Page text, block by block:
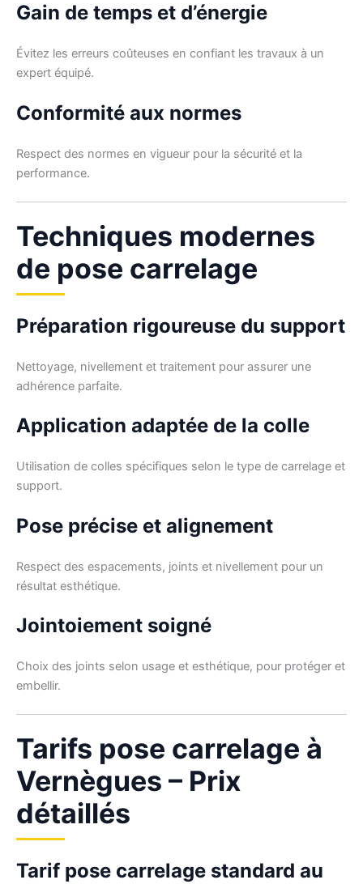
Gain de temps et d’énergie
Évitez les erreurs coûteuses en confiant les travaux à un
expert équipé.
Conformité aux normes
Respect des normes en vigueur pour la sécurité et la
performance.
Techniques modernes
de pose carrelage
Préparation rigoureuse du support
Nettoyage, nivellement et traitement pour assurer une
adhérence parfaite.
Application adaptée de la colle
Utilisation de colles spécifiques selon le type de carrelage et
support.
Pose précise et alignement
Respect des espacements, joints et nivellement pour un
résultat esthétique.
Jointoiement soigné
Choix des joints selon usage et esthétique, pour protéger et
embellir.
Tarifs pose carrelage à
Vernègues – Prix
détaillés
Tarif pose carrelage standard au